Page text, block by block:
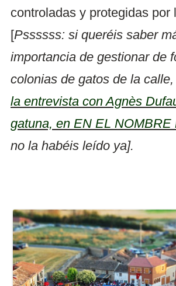
controladas y protegidas por
[Pssssss: si queréis saber
importancia de gestionar de
colonias de gatos de la
la entrevista con Agnès
gatuna, en EN EL NOMBRE
no la habéis leído ya].